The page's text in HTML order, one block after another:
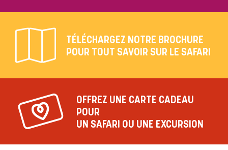
TÉLÉCHARGEZ NOTRE BROCHURE
POUR TOUT SAVOIR SUR LE SAFARI
OFFREZ UNE CARTE CADEAU
POUR
UN SAFARI OU UNE EXCURSION